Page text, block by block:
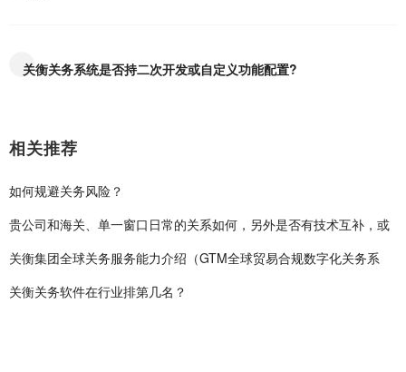
关衡关务系统是否持二次开发或自定义功能配置?
相关推荐
如何规避关务风险？
贵公司和海关、单一窗口日常的关系如何，另外是否有技术互补，或
关衡集团全球关务服务能力介绍（GTM全球贸易合规数字化关务系
关衡关务软件在行业排第几名？